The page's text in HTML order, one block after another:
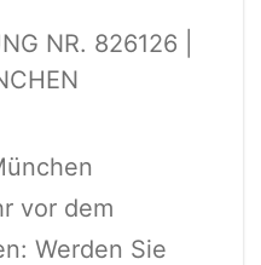
NR. 826126 |
vor dem
Werden Sie